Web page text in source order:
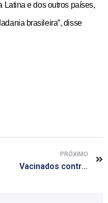
Latina e dos outros países,
brasileira”, disse
PRÓXIMO
Vacinados contra gripe têm menos problemas cardíacos